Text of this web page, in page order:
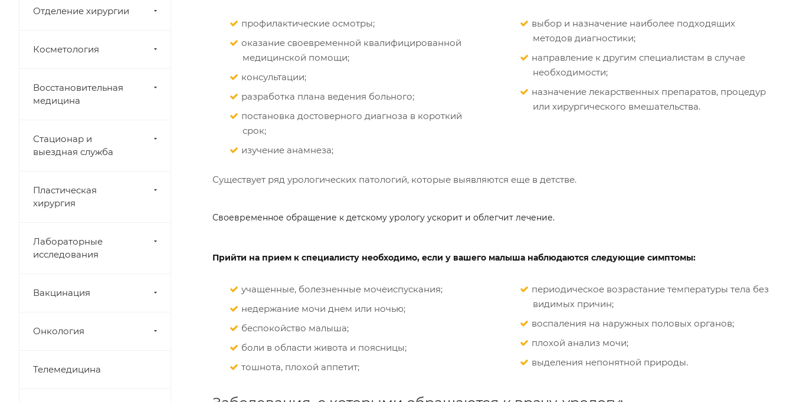
Отделение хирургии
Косметология
Восстановительная
медицина
Стационар и
выездная служба
Пластическая
хирургия
Лабораторные
исследования
Вакцинация
Онкология
Телемедицина
профилактические осмотры;
оказание своевременной квалифицированной
медицинской помощи;
консультации;
разработка плана ведения больного;
постановка достоверного диагноза в короткий
срок;
изучение анамнеза;
выбор и назначение наиболее подходящих
методов диагностики;
направление к другим специалистам в случае
необходимости;
назначение лекарственных препаратов, процедур
или хирургического вмешательства.
Существует ряд урологических патологий, которые выявляются еще в детстве.
Своевременное обращение к детскому урологу ускорит и облегчит лечение.
Прийти на прием к специалисту необходимо, если у вашего малыша наблюдаются следующие симптомы:
учащенные, болезненные мочеиспускания;
недержание мочи днем или ночью;
беспокойство малыша;
боли в области живота и поясницы;
тошнота, плохой аппетит;
периодическое возрастание температуры тела без
видимых причин;
воспаления на наружных половых органов;
плохой анализ мочи;
выделения непонятной природы.